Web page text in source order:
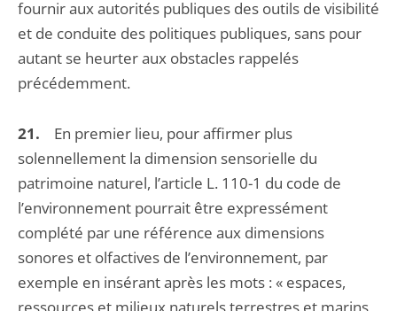
fournir aux autorités publiques des outils de visibilité
et de conduite des politiques publiques, sans pour
autant se heurter aux obstacles rappelés
précédemment.
21. En premier lieu, pour affirmer plus
solennellement la dimension sensorielle du
patrimoine naturel, l’article L. 110-1 du code de
l’environnement pourrait être expressément
complété par une référence aux dimensions
sonores et olfactives de l’environnement, par
exemple en insérant après les mots : « espaces,